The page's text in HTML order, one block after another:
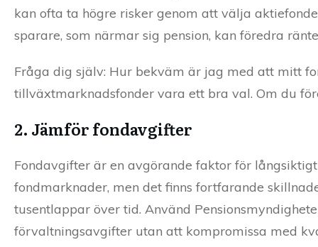
kan ofta ta högre risker genom att välja
sparare, som närmar sig pension, kan föredra
Fråga dig själv: Hur bekväm är jag med att mitt
tillväxtmarknadsfonder vara ett bra val. Om du
2. Jämför fondavgifter
Fondavgifter är en avgörande faktor för
fondmarknader, men det finns fortfarande
tusentlappar över tid. Använd
förvaltningsavgifter utan att kompromissa med